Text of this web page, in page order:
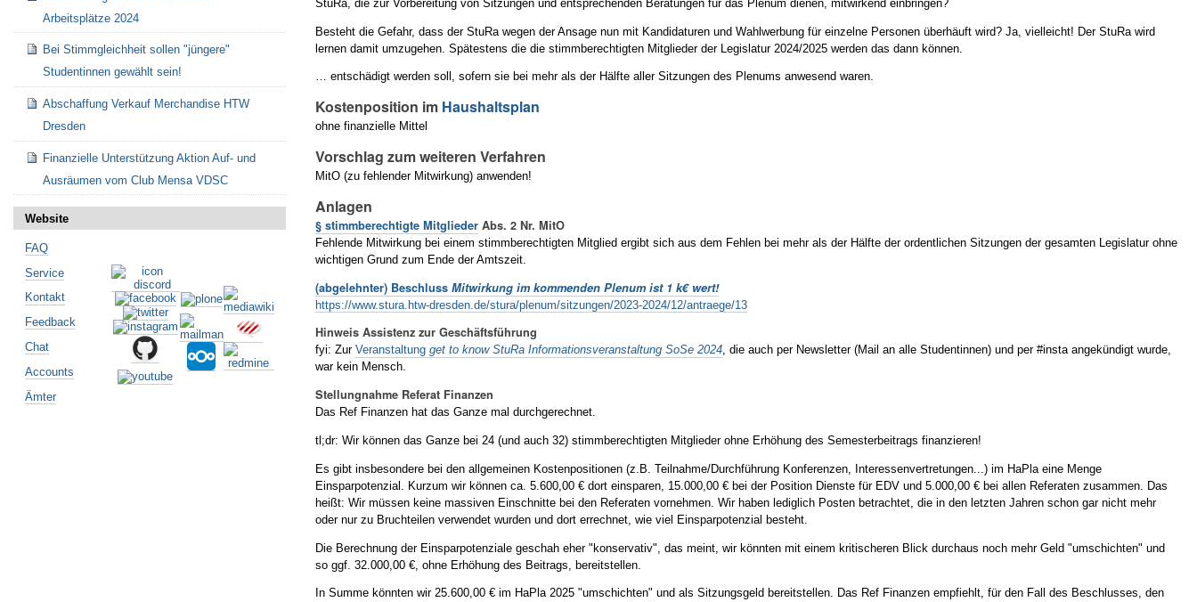
StuRa, die zur Vorbereitung von Sitzungen und entsprechenden Beratungen für das Plenum dienen, mitwirkend einbringen?
Besteht die Gefahr, dass der StuRa wegen der Ansage nun mit Kandidaturen und Wahlwerbung für einzelne Personen überhäuft wird? Ja, vielleicht! Der StuRa wird
lernen damit umzugehen. Spätestens die die stimmberechtigten Mitglieder der Legislatur 2024/2025 werden das dann können.
… entschädigt werden soll, sofern sie bei mehr als der Hälfte aller Sitzungen des Plenums anwesend waren.
Kostenposition im Haushaltsplan
ohne finanzielle Mittel
Vorschlag zum weiteren Verfahren
MitO (zu fehlender Mitwirkung) anwenden!
Anlagen
§ stimmberechtigte Mitglieder Abs. 2 Nr. MitO
Fehlende Mitwirkung bei einem stimmberechtigten Mitglied ergibt sich aus dem Fehlen bei mehr als der Hälfte der ordentlichen Sitzungen der gesamten Legislatur ohne
wichtigen Grund zum Ende der Amtszeit.
(abgelehnter) BeschlussMitwirkung im kommenden Plenum ist 1 k€ wert!
https://www.stura.htw-dresden.de/stura/plenum/sitzungen/2023-2024/12/antraege/13
Hinweis Assistenz zur Geschäftsführung
fyi: ZurVeranstaltungget to know StuRa Informationsveranstaltung SoSe 2024, die auch per Newsletter (Mail an alle Studentinnen) und per #insta angekündigt wurde,
war kein Mensch.
Stellungnahme Referat Finanzen
Das Ref Finanzen hat das Ganze mal durchgerechnet.
tl;dr: Wir können das Ganze bei 24 (und auch 32) stimmberechtigten Mitglieder ohne Erhöhung des Semesterbeitrags finanzieren!
Es gibt insbesondere bei den allgemeinen Kostenpositionen (z.B. Teilnahme/Durchführung Konferenzen, Interessenvertretungen...) im HaPla eine Menge
Einsparpotenzial. Kurzum wir können ca. 5.600,00 € dort einsparen, 15.000,00 € bei der Position Dienste für EDV und 5.000,00 € bei allen Referaten zusammen. Das
heißt: Wir müssen keine massiven Einschnitte bei den Referaten vornehmen. Wir haben lediglich Posten betrachtet, die in den letzten Jahren schon gar nicht mehr
oder nur zu Bruchteilen verwendet wurden und dort errechnet, wie viel Einsparpotenzial besteht.
Die Berechnung der Einsparpotenziale geschah eher "konservativ", das meint, wir könnten mit einem kritischeren Blick durchaus noch mehr Geld "umschichten" und
so ggf. 32.000,00 €, ohne Erhöhung des Beitrags, bereitstellen.
In Summe könnten wir 25.600,00 € im HaPla 2025 "umschichten" und als Sitzungsgeld bereitstellen. Das Ref Finanzen empfiehlt, für den Fall des Beschlusses, den
Arbeitsplätze 2024
Bei Stimmgleichheit sollen "jüngere"
Studentinnen gewählt sein!
Abschaffung Verkauf Merchandise HTW
Dresden
Finanzielle Unterstützung Aktion Auf- und
Ausräumen vom Club Mensa VDSC
Website
FAQ
Service
Kontakt
Feedback
Chat
Accounts
Ämter